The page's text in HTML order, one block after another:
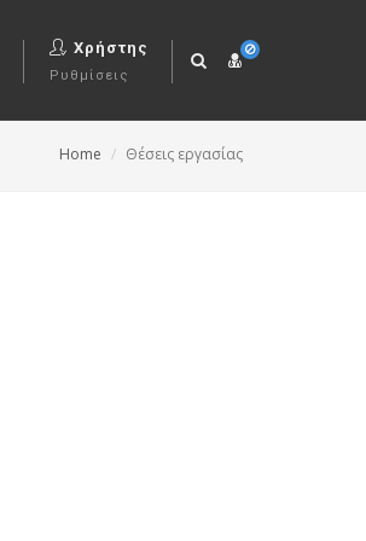
Χρήστης
Ρυθμίσεις
Home Θέσεις εργασίας